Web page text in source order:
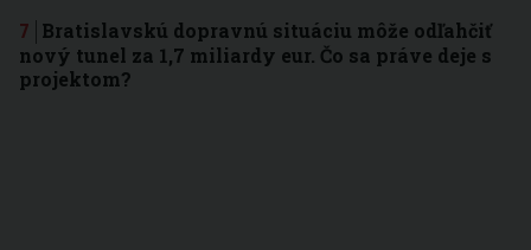
Bratislavskú dopravnú situáciu môže odľahčiť
nový tunel za 1,7 miliardy eur. Čo sa práve deje s
projektom?